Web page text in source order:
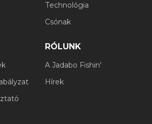
Technológia
Csónak
RÓLUNK
A Jadabo Fishin'
Hírek